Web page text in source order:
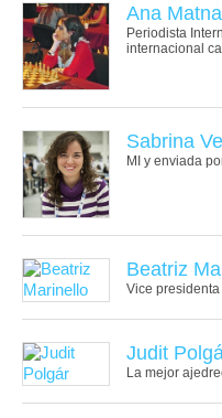
Ana
Periodista
internacional
Sabrina
MI y enviada
Beatriz
Vice
Judit
La mejor